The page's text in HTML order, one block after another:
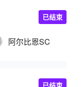
阿尔比恩SC
已结束